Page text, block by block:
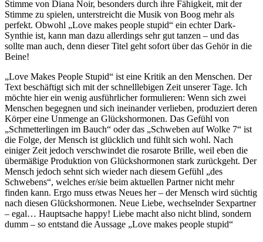
Stimme von Diana Noir, besonders durch ihre Fähigkeit, mit der
Stimme zu spielen, unterstreicht die Musik von Boog mehr als
perfekt. Obwohl „Love makes people stupid“ ein echter Dark-
Synthie ist, kann man dazu allerdings sehr gut tanzen – und das
sollte man auch, denn dieser Titel geht sofort über das Gehör in die
Beine!
„Love Makes People Stupid“ ist eine Kritik an den Menschen. Der
Text beschäftigt sich mit der schnelllebigen Zeit unserer Tage. Ich
möchte hier ein wenig ausführlicher formulieren: Wenn sich zwei
Menschen begegnen und sich ineinander verlieben, produziert deren
Körper eine Unmenge an Glückshormonen. Das Gefühl von
„Schmetterlingen im Bauch“ oder das „Schweben auf Wolke 7“ ist
die Folge, der Mensch ist glücklich und fühlt sich wohl. Nach
einiger Zeit jedoch verschwindet die rosarote Brille, weil eben die
übermäßige Produktion von Glückshormonen stark zurückgeht. Der
Mensch jedoch sehnt sich wieder nach diesem Gefühl „des
Schwebens“, welches er/sie beim aktuellen Partner nicht mehr
finden kann. Ergo muss etwas Neues her – der Mensch wird süchtig
nach diesen Glückshormonen. Neue Liebe, wechselnder Sexpartner
– egal… Hauptsache happy! Liebe macht also nicht blind, sondern
dumm – so entstand die Aussage „Love makes people stupid“